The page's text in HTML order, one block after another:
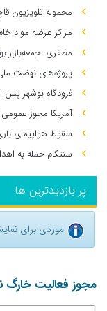
محموله تلویزیون
مراکز عرضه مواد
مظفری: جمعه‌بازار
پروژه‌های نهضت
فرودگاه بوشهر پس
آمریکا مجوز
سقوط هواپیمای
سنتکام حمله به
پر بازدیدترین ها
موردی برای
مجوز فعالیت خارگ